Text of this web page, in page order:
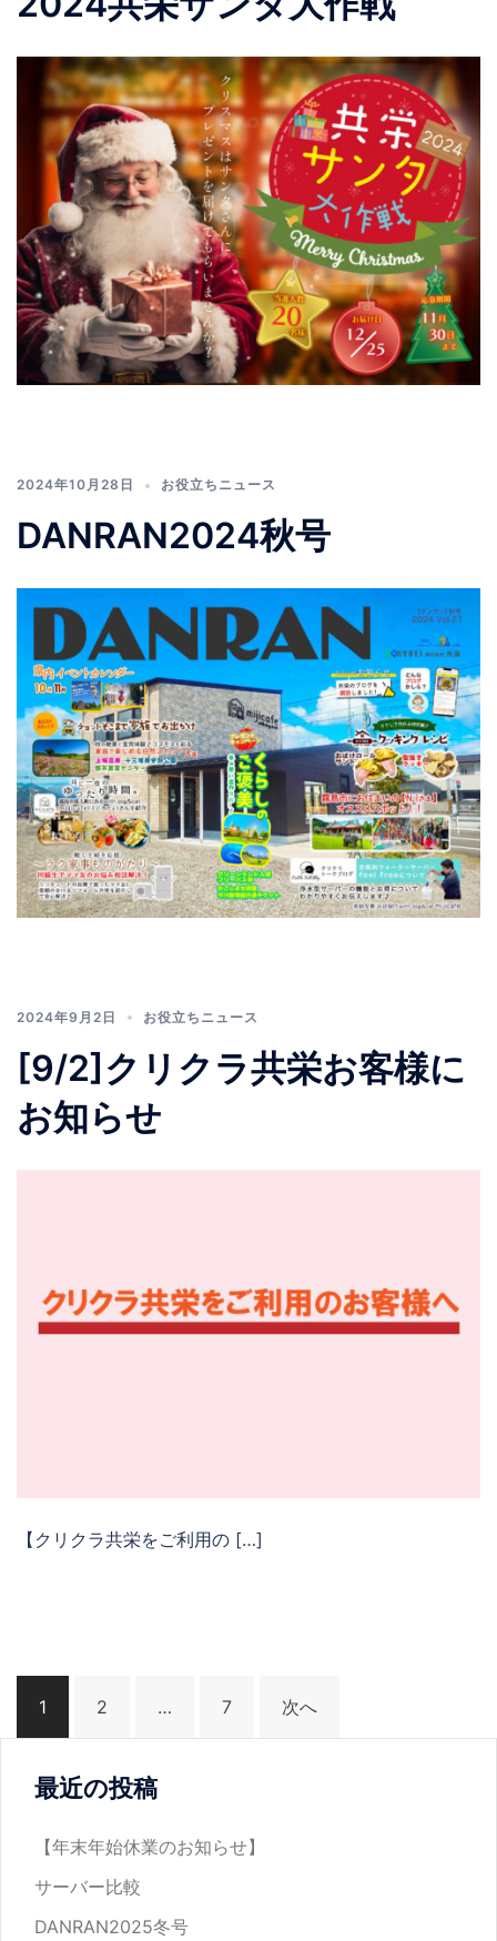
2024年10月28日 お役立ちニュース
DANRAN2024秋号
2024年9月2日 お役立ちニュース
[9/2]クリクラ共栄お客様に
お知らせ
【クリクラ共栄をご利用の […]
1 2 … 7 次へ
最近の投稿
【年末年始休業のお知らせ】
サーバー比較
DANRAN2025冬号